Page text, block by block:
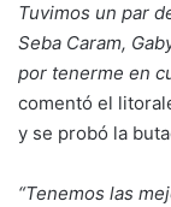
Tuvimos un par
Seba Caram,
por tenerme en
comentó el
y se probó la
“Tenemos las